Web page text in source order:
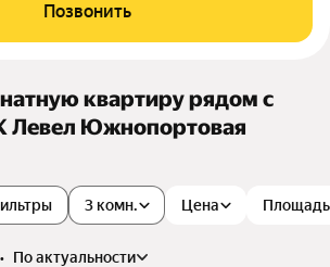
Позвонить
квартиру рядом с
Левел Южнопортовая
3 комн. Цена Площадь
•
по актуальности